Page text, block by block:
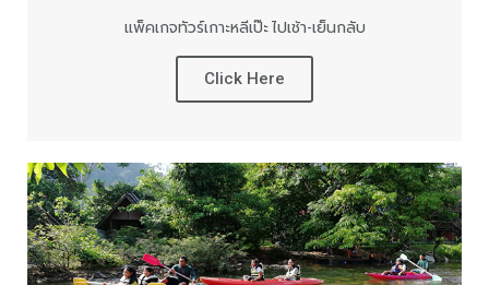
แพ็คเกจทัวร์เกาะหลีเป๊ะ ไปเช้า-เย็นกลับ
Click Here